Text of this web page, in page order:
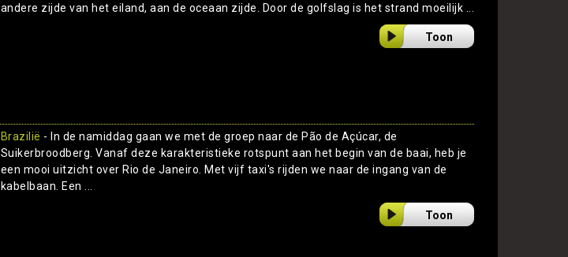
andere zijde van het eiland, aan de oceaan zijde. Door de golfslag is het strand moeilijk ...
Toon
Brazilië - In de namiddag gaan we met de groep naar de Pão de Açúcar, de
Suikerbroodberg. Vanaf deze karakteristieke rotspunt aan het begin van de baai, heb je
een mooi uitzicht over Rio de Janeiro. Met vijf taxi's rijden we naar de ingang van de
kabelbaan. Een ...
Toon